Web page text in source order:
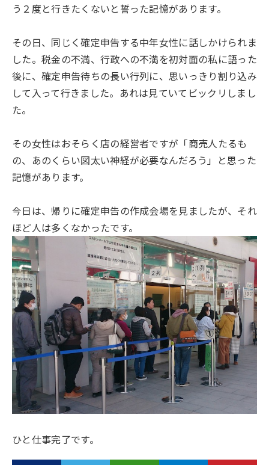
う２度と行きたくないと誓った記憶があります。
その日、同じく確定申告する中年女性に話しかけられま
した。税金の不満、行政への不満を初対面の私に語った
後に、確定申告待ちの長い行列に、思いっきり割り込み
して入って行きました。あれは見ていてビックリしまし
た。
その女性はおそらく店の経営者ですが「商売人たるも
の、あのくらい図太い神経が必要なんだろう」と思った
記憶があります。
今日は、帰りに確定申告の作成会場を見ましたが、それ
ほど人は多くなかったです。
ひと仕事完了です。